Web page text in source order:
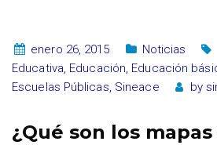
enero 26, 2015 Noticias
Educativa, Educación, Educación
Escuelas Públicas, Sineace by
¿Qué son los